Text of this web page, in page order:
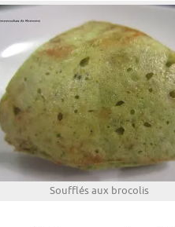
Soufflés aux brocolis